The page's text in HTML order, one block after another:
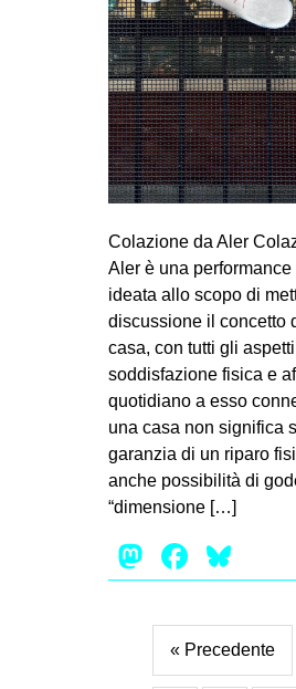
Colazione da Aler
Aler è una performance
ideata allo scopo di
discussione il concetto
casa, con tutti gli
soddisfazione fisica e
quotidiano a esso
una casa non significa
garanzia di un riparo
anche possibilità di
“dimensione […]
Mastodon
« Precedente